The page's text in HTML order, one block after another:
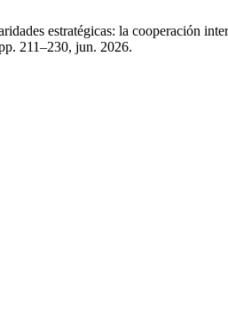
estratégicas: la cooperación
211–230, jun. 2026.